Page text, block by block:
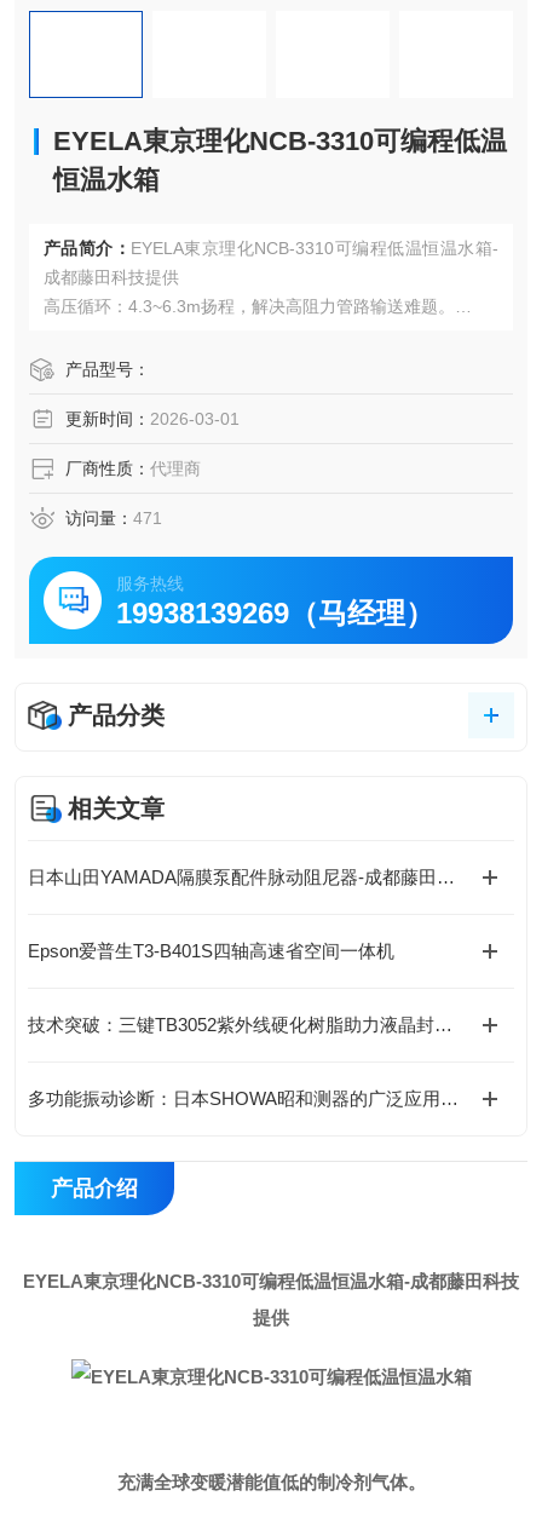
EYELA東京理化NCB-3310可编程低温
恒温水箱
产品简介： EYELA東京理化NCB-3310可编程低温恒温水箱-
成都藤田科技提供
高压循环：4.3~6.3m扬程，解决高阻力管路输送难题。
灵活扩展：可选流量截止阀、外部传感器等配件。
产品型号：
更新时间： 2026-03-01
厂商性质： 代理商
访问量： 471
服务热线
19938139269（马经理）
产品分类
相关文章
日本山田YAMADA隔膜泵配件脉动阻尼器-成都藤田科技提供
Epson爱普生T3-B401S四轴高速省空间一体机
技术突破：三键TB3052紫外线硬化树脂助力液晶封装工艺升级
多功能振动诊断：日本SHOWA昭和测器的广泛应用与高兼容性
产品介绍
EYELA東京理化NCB-3310可编程低温恒温水箱-成都藤田科技
提供
充满全球变暖潜能值低的制冷剂气体。